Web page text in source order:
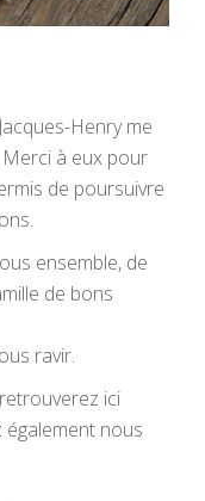
Henry me
Merci à eux pour
de poursuivre
ensemble, de
de bons
ravir.
ici
nous